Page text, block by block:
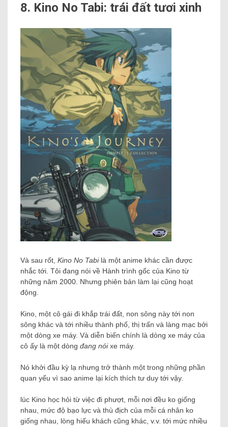
8. Kino No Tabi: trái đất tươi xinh
Và sau rốt, Kino No Tabi là một anime khác cần được
nhắc tới. Tôi đang nói về Hành trình gốc của Kino từ
những năm 2000. Nhưng phiên bản làm lại cũng hoạt
động.
Kino, một cô gái đi khắp trái đất, non sông này tới non
sông khác và tới nhiều thành phố, thị trấn và làng mạc bởi
một dòng xe máy. Và diễn biến chính là dòng xe máy của
cô ấy là một dòng đang nóixe máy.
Nó khởi đầu kỳ lạ nhưng trở thành một trong những phần
quan yếu vì sao anime lại kích thích tư duy tới vậy.
lúc Kino học hỏi từ việc đi phượt, mỗi nơi đều ko giống
nhau, mức độ bạo lực và thù địch của mỗi cá nhân ko
giống nhau, lòng hiếu khách cũng khác, v.v. tới mức nhiều